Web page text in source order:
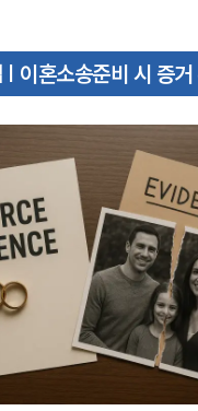
| 이혼소송준비 시 증거